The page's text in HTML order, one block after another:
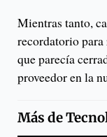
Mientras tanto,
recordatorio para
que parecía
proveedor en la
Más de